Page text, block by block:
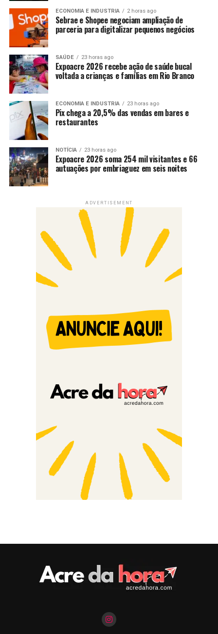
ECONOMIA E INDUSTRIA 2 horas ago
Sebrae e Shopee negociam ampliação de
parceria para digitalizar pequenos negócios
SAÚDE 23 horas ago
Expoacre 2026 recebe ação de saúde bucal
voltada a crianças e famílias em Rio Branco
ECONOMIA E INDUSTRIA 23 horas ago
Pix chega a 20,5% das vendas em bares e
restaurantes
NOTÍCIA 23 horas ago
Expoacre 2026 soma 254 mil visitantes e 66
autuações por embriaguez em seis noites
ADVERTISEMENT